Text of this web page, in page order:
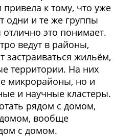
к тому, что уже
одни и те же группы
это понимает.
ведут в районы,
застраиваться жильём,
территории. На них
микрорайоны, но и
и научные кластеры.
рядом с домом,
вообще
с домом.